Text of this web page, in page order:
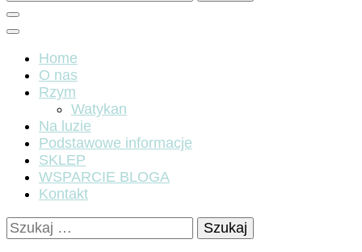
Home
O nas
Rzym
Watykan
Na luzie
Podstawowe informacje
SKLEP
WSPARCIE BLOGA
Kontakt
Szukaj: